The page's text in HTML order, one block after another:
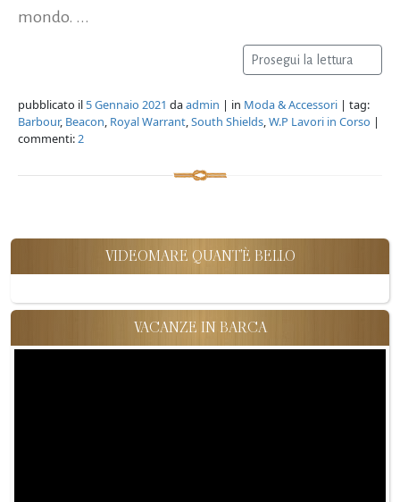
mondo. ...
Prosegui la lettura
pubblicato il 5 Gennaio 2021 daadmin | in Moda & Accessori | tag:
Barbour, Beacon, Royal Warrant,South Shields,W.P Lavori in Corso |
commenti:2
VIDEOMARE QUANT'È BELLO
VACANZE IN BARCA